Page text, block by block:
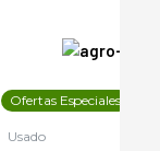
Ofertas Especiales
Usado